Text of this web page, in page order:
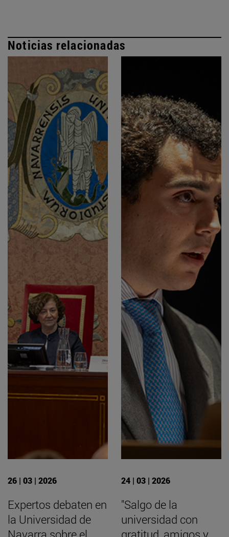
Noticias relacionadas
26 | 03 | 2026
Expertos debaten en
la Universidad de
24 | 03 | 2026
"Salgo de la
universidad con